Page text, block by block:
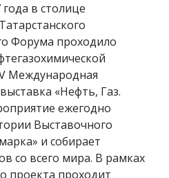
года в столице
Форума проходило
Международная
«Нефть, Газ.
ежегодно
Выставочного
и собирает
со всего мира. В рамках
проекта проходит